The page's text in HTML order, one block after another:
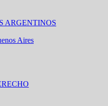
ARGENTINOS
Aires